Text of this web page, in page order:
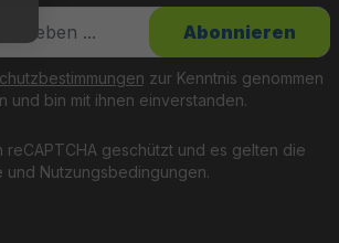
reCAPTCHA geschützt und es gelten die
und Nutzungsbedingungen.
zur Kenntnis genommen
und bin mit ihnen einverstanden.
Abonnieren